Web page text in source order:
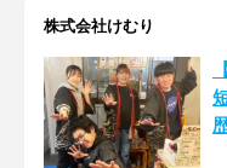
株式会社けむり